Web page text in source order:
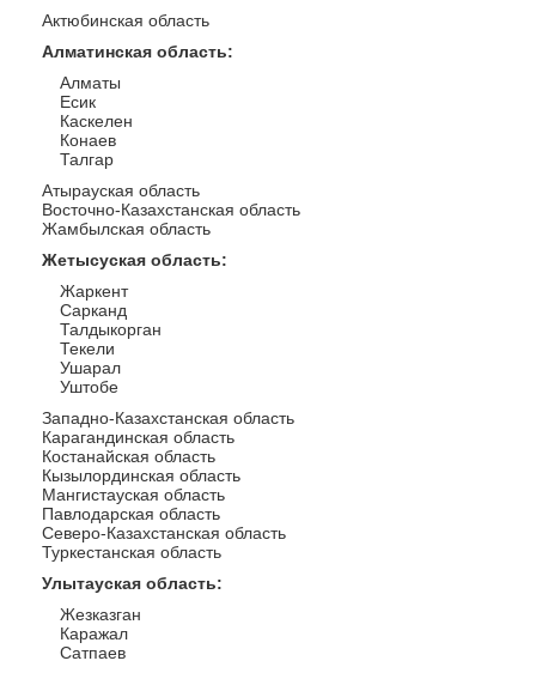
Актюбинская область
Алматинская область:
Алматы
Есик
Каскелен
Конаев
Талгар
Атырауская область
Восточно-Казахстанская область
Жамбылская область
Жетысуская область:
Жаркент
Сарканд
Талдыкорган
Текели
Ушарал
Уштобе
Западно-Казахстанская область
Карагандинская область
Костанайская область
Кызылординская область
Мангистауская область
Павлодарская область
Северо-Казахстанская область
Туркестанская область
Улытауская область:
Жезказган
Каражал
Сатпаев